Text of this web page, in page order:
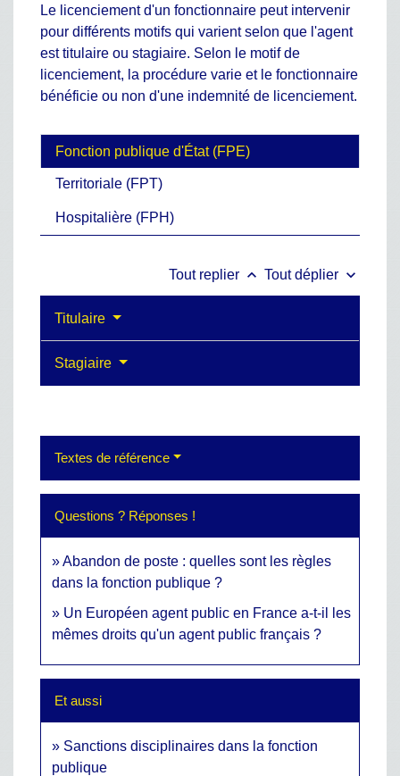
Le licenciement d'un fonctionnaire peut intervenir
pour différents motifs qui varient selon que l'agent
est titulaire ou stagiaire. Selon le motif de
licenciement, la procédure varie et le fonctionnaire
bénéficie ou non d'une indemnité de licenciement.
Fonction publique d'État (FPE)
Territoriale (FPT)
Hospitalière (FPH)
Tout replier keyboard_arrow_up Tout déplier keyboard_arrow_down
Titulaire
Stagiaire
Textes de référence
Questions ? Réponses !
Abandon de poste : quelles sont les règles
dans la fonction publique ?
Un Européen agent public en France a-t-il les
mêmes droits qu'un agent public français ?
Et aussi
Sanctions disciplinaires dans la fonction
publique